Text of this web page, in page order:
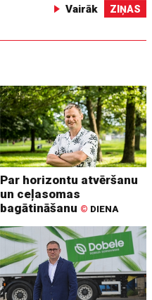
Vairāk ZIŅAS
Par horizontu atvēršanu
un ceļasomas
bagātināšanu © DIENA